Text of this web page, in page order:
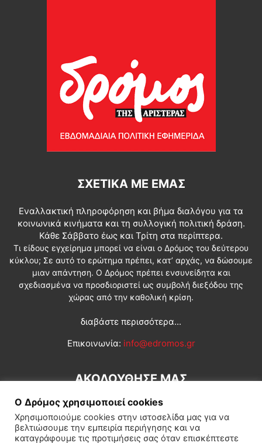
ΣΧΕΤΙΚΆ ΜΕ ΕΜΆΣ
Εναλλακτική πληροφόρηση και βήμα διαλόγου για τα
κοινωνικά κινήματα και τη συλλογική πολιτική δράση.
Κάθε Σάββατο έως και Τρίτη στα περίπτερα.
Τι είδους εγχείρημα μπορεί να είναι ο Δρόμος του δεύτερου
κύκλου; Σε αυτό το ερώτημα πρέπει, κατ’ αρχάς, να δώσουμε
μιαν απάντηση. Ο Δρόμος πρέπει ενσυνείδητα και
σχεδιασμένα να προσδιοριστεί ως συμβολή διεξόδου της
χώρας από την καθολική κρίση.
διαβάστε περισσότερα...
Επικοινωνία: info@edromos.gr
ΑΚΟΛΟΥΘΗΣΕ ΜΑΣ
Ο Δρόμος χρησιμοποιεί cookies
Χρησιμοποιούμε cookies στην ιστοσελίδα μας για να
βελτιώσουμε την εμπειρία περιήγησης και να
καταγράφουμε τις προτιμήσεις σας όταν επισκέπτεστε